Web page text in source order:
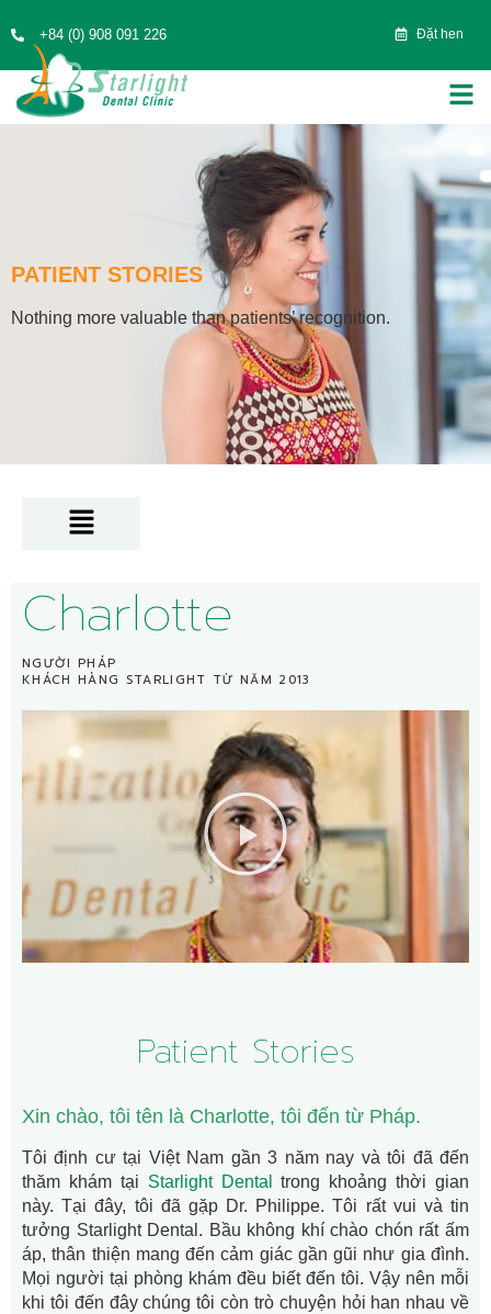
+84 (0) 908 091 226 Đặt hen
PATIENT STORIES
Nothing more valuable than patients’ recognition.
Charlotte
NGƯỜI PHÁP
KHÁCH HÀNG STARLIGHT TỪ NĂM 2013
Patient Stories
Xin chào, tôi tên là Charlotte, tôi đến từ Pháp.
Tôi định cư tại Việt Nam gần 3 năm nay và tôi đã đến
thăm khám tại Starlight Dental
trong khoảng thời gian
này. Tại đây, tôi đã gặp Dr. Philippe. Tôi rất vui và tin
tưởng Starlight Dental. Bầu không khí chào chón rất ấm
áp, thân thiện mang đến cảm giác gần gũi như gia đình.
Mọi người tại phòng khám đều biết đến tôi. Vậy nên mỗi
khi tôi đến đây chúng tôi còn trò chuyện hỏi han nhau về